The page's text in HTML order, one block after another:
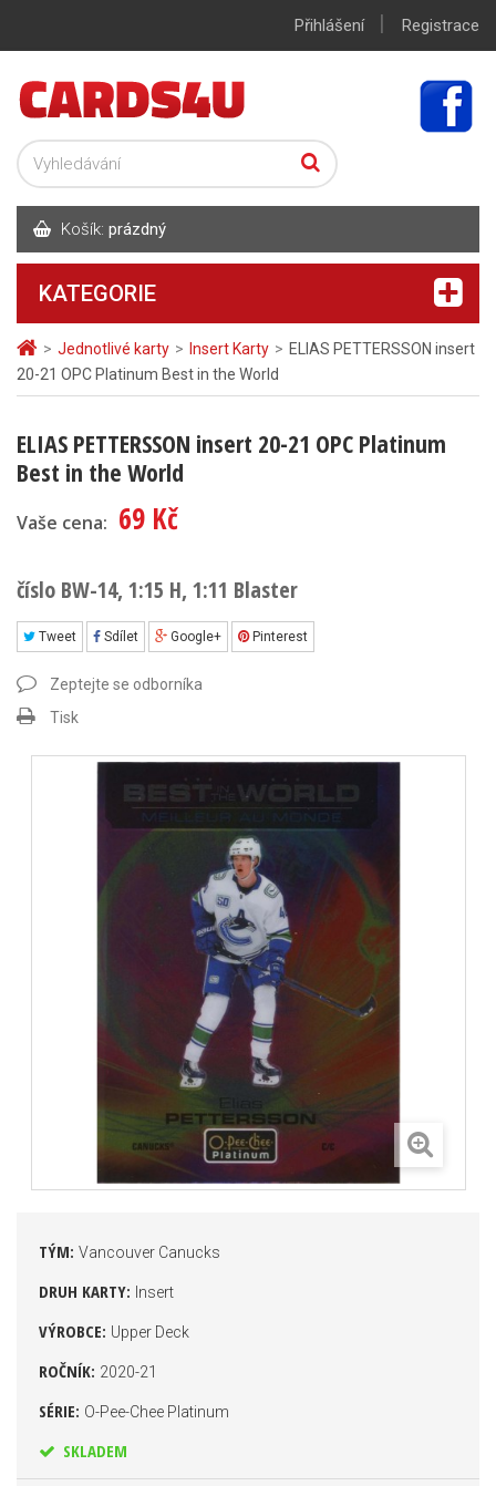
> Jednotlivé karty > Insert Karty > ELIAS PETTERSSON insert
20-21 OPC Platinum Best in the World
ELIAS PETTERSSON insert 20-21 OPC Platinum
Best in the World
Vaše cena: 69 Kč
číslo BW-14, 1:15 H, 1:11 Blaster
Tweet Sdílet Google+ Pinterest
Zeptejte se odborníka
Tisk
TÝM: Vancouver Canucks
DRUH KARTY: Insert
VÝROBCE: Upper Deck
ROČNÍK: 2020-21
SÉRIE: O-Pee-Chee Platinum
SKLADEM
Přihlášení | Registrace
Košík: prázdný
KATEGORIE